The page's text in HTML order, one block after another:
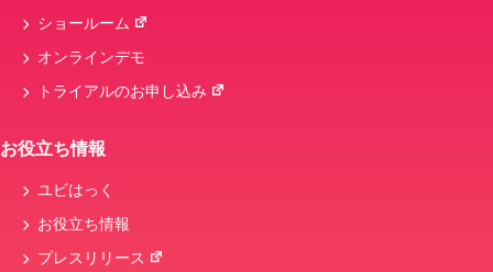
ショールーム
オンラインデモ
トライアルのお申し込み
お役立ち情報
ユビはっく
お役立ち情報
プレスリリース